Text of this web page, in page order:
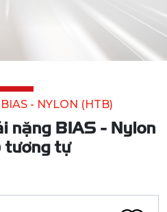
- NYLON (HTB)
nặng BIAS - Nylon
tương tự